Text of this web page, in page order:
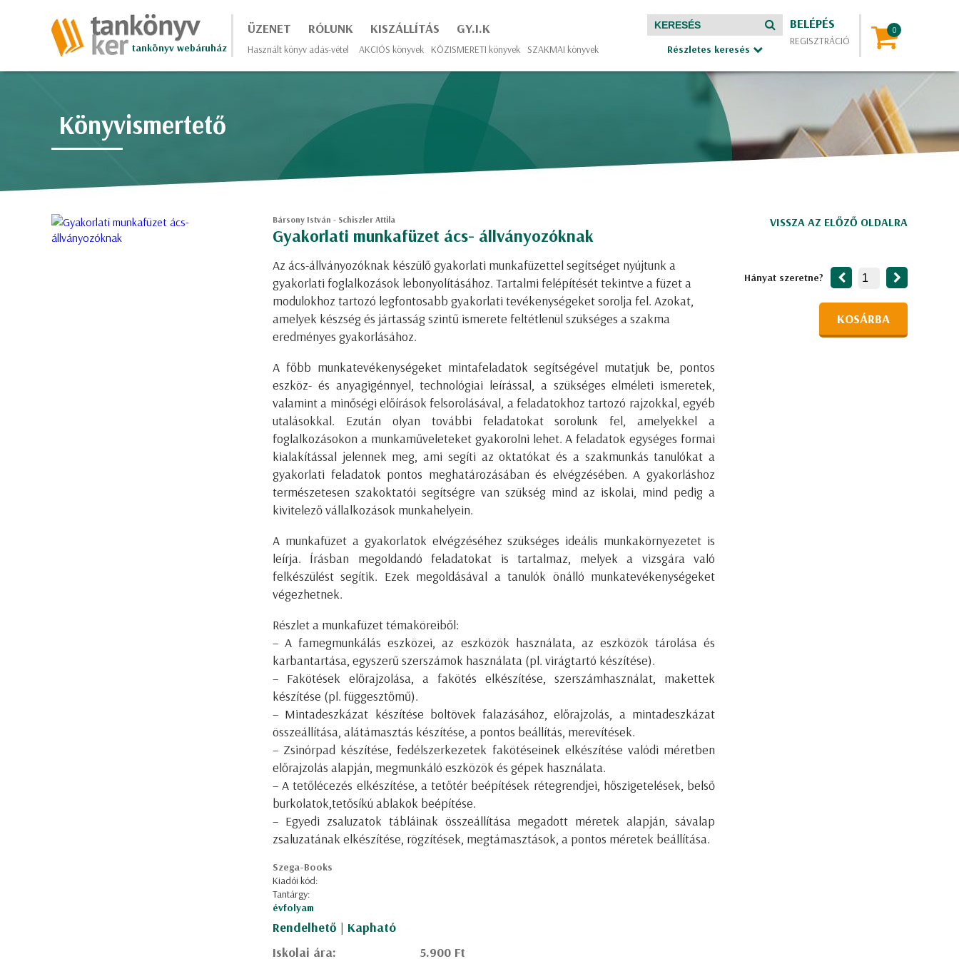
tankönyv webáruház
ÜZENET RÓLUNK KISZÁLLÍTÁS GY.I.K
Használt könyv adás-vétel AKCIÓS könyvek KÖZISMERETI könyvek SZAKMAI könyvek Részletes keresés
BELÉPÉS
REGISZTRÁCIÓ
Könyvismertető
Bársony István - Schiszler Attila
Gyakorlati munkafüzet ács- állványozóknak
Az ács-állványozóknak készülő gyakorlati munkafüzettel segítséget nyújtunk a
gyakorlati foglalkozások lebonyolításához. Tartalmi felépítését tekintve a füzet a
modulokhoz tartozó legfontosabb gyakorlati tevékenységeket sorolja fel. Azokat,
amelyek készség és jártasság szintű ismerete feltétlenül szükséges a szakma
eredményes gyakorlásához.
A főbb munkatevékenységeket mintafeladatok segítségével mutatjuk be, pontos
eszköz- és anyagigénnyel, technológiai leírással, a szükséges elméleti ismeretek,
valamint a minőségi előírások felsorolásával, a feladatokhoz tartozó rajzokkal, egyéb
utalásokkal. Ezután olyan további feladatokat sorolunk fel, amelyekkel a
foglalkozásokon a munkaműveleteket gyakorolni lehet. A feladatok egységes formai
kialakítással jelennek meg, ami segíti az oktatókat és a szakmunkás tanulókat a
gyakorlati feladatok pontos meghatározásában és elvégzésében. A gyakorláshoz
természetesen szakoktatói segítségre van szükség mind az iskolai, mind pedig a
kivitelező vállalkozások munkahelyein.
A munkafüzet a gyakorlatok elvégzéséhez szükséges ideális munkakörnyezetet is
leírja. Írásban megoldandó feladatokat is tartalmaz, melyek a vizsgára való
felkészülést segítik. Ezek megoldásával a tanulók önálló munkatevékenységeket
végezhetnek.
Részlet a munkafüzet témaköreiből:
– A famegmunkálás eszközei, az eszközök használata, az eszközök tárolása és
karbantartása, egyszerű szerszámok használata (pl. virágtartó készítése).
– Fakötések előrajzolása, a fakötés elkészítése, szerszámhasználat, makettek
készítése (pl. függesztőmű).
– Mintadeszkázat készítése boltövek falazásához, előrajzolás, a mintadeszkázat
összeállítása, alátámasztás készítése, a pontos beállítás, merevítések.
– Zsinórpad készítése, fedélszerkezetek fakötéseinek elkészítése valódi méretben
előrajzolás alapján, megmunkáló eszközök és gépek használata.
– A tetőlécezés elkészítése, a tetőtér beépítések rétegrendjei, hőszigetelések, belső
burkolatok,tetősíkú ablakok beépítése.
– Egyedi zsaluzatok tábláinak összeállítása megadott méretek alapján, sávalap
zsaluzatának elkészítése, rögzítések, megtámasztások, a pontos méretek beállítása.
Szega-Books
Kiadói kód:
Tantárgy:
évfolyam
Rendelhető | Kapható
Iskolai ára:
5.900 Ft
VISSZA AZ ELŐZŐ OLDALRA
Hányat szeretne?
KOSÁRBA